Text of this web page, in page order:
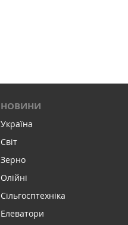
НОВИНИ
Україна
Світ
Зерно
Олійні
Сільгосптехніка
Елеватори